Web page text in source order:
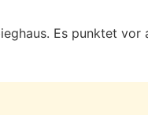
Es punktet